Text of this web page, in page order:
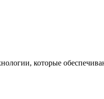
которые